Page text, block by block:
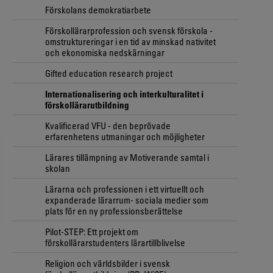
Förskolans demokratiarbete
Förskollärarprofession och svensk förskola -
omstruktureringar i en tid av minskad nativitet
och ekonomiska nedskärningar
Gifted education research project
Internationalisering och interkulturalitet i
förskollärarutbildning
Kvalificerad VFU - den beprövade
erfarenhetens utmaningar och möjligheter
Lärares tillämpning av Motiverande samtal i
skolan
Lärarna och professionen i ett virtuellt och
expanderade lärarrum- sociala medier som
plats för en ny professionsberättelse
Pilot-STEP: Ett projekt om
förskollärarstudenters lärartillblivelse
Religion och världsbilder i svensk